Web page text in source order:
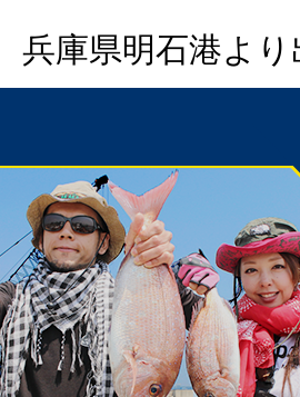
兵庫県明石港より